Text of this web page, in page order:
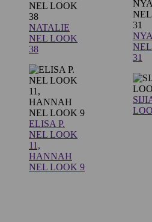
NATALIE
NEL LOOK
38
ELISA P.
NEL LOOK
11,
HANNAH
NEL LOOK 9
31